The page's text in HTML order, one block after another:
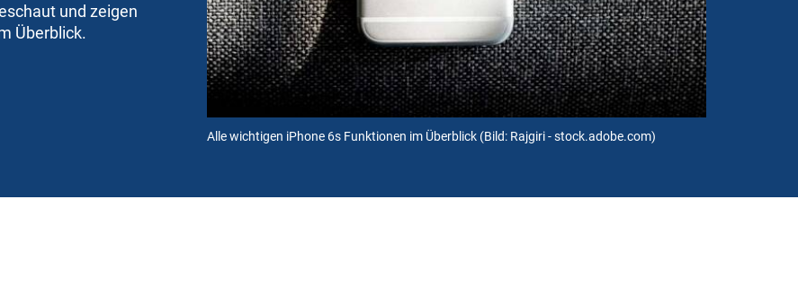
Alle wichtigen iPhone 6s Funktionen im Überblick (Bild: Rajgiri - stock.adobe.com)
und zeigen
Überblick.